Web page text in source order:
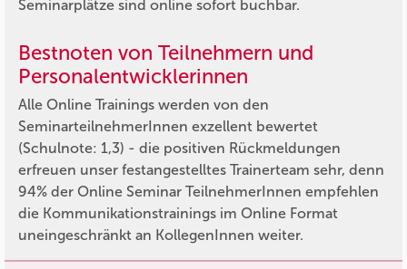
Seminarplätze sind online sofort buchbar.
Bestnoten von Teilnehmern und
Personalentwicklerinnen
Alle Online Trainings werden von den
SeminarteilnehmerInnen exzellent bewertet
(Schulnote: 1,3) - die positiven Rückmeldungen
erfreuen unser festangestelltes Trainerteam sehr, denn
94% der Online Seminar TeilnehmerInnen empfehlen
die Kommunikationstrainings im Online Format
uneingeschränkt an KollegenInnen weiter.